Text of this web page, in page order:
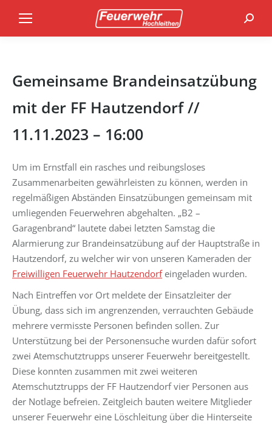
Gemeinsame Brandeinsatzübung
mit der FF Hautzendorf //
11.11.2023 – 16:00
Um im Ernstfall ein rasches und reibungsloses
Zusammenarbeiten gewährleisten zu können, werden in
regelmäßigen Abständen Einsatzübungen gemeinsam mit
umliegenden Feuerwehren abgehalten. „B2 –
Garagenbrand“ lautete dabei letzten Samstag die
Alarmierung zur Brandeinsatzübung auf der Hauptstraße in
Hautzendorf, zu welcher wir von unseren Kameraden der
Freiwilligen Feuerwehr Hautzendorfeingeladen wurden.
Nach Eintreffen vor Ort meldete der Einsatzleiter der
Übung, dass sich im angrenzenden, verrauchten Gebäude
mehrere vermisste Personen befinden sollen. Zur
Unterstützung bei der Personensuche wurden dafür sofort
zwei Atemschutztrupps unserer Feuerwehr bereitgestellt.
Diese konnten zusammen mit zwei weiteren
Atemschutztrupps der FF Hautzendorf vier Personen aus
der Notlage befreien. Zeitgleich bauten weitere Mitglieder
unserer Feuerwehr eine Löschleitung über die Hinterseite